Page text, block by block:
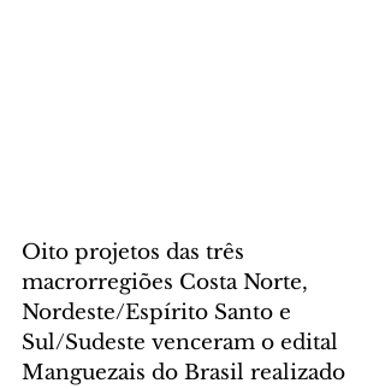
Oito projetos das três
macrorregiões Costa Norte,
Nordeste/Espírito Santo e
Sul/Sudeste venceram o edital
Manguezais do Brasil realizado